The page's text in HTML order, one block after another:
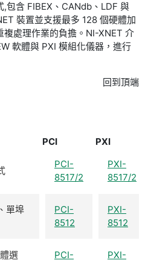
包含 FIBEX、CANdb、LDF 與
裝置並支援最多 128 個硬體加
複處理作業的負擔。NI-XNET 介
軟體與 PXI 模組化儀器，進行
回到頂端
PCI PXI
PCI-
8517/2
PXI-
8517/2
單埠
PCI-
8512
PXI-
8512
選
PCI-
PXI-